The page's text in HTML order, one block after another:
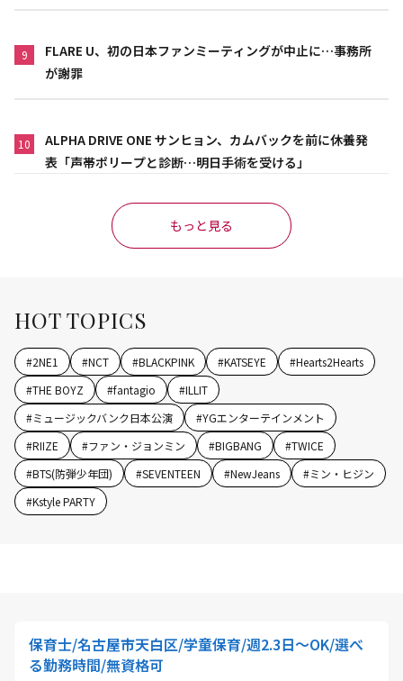
9
FLARE U、初の日本ファンミーティングが中止に…事務所
が謝罪
10
ALPHA DRIVE ONE サンヒョン、カムバックを前に休養発
表「声帯ポリープと診断…明日手術を受ける」
もっと見る
HOT TOPICS
#2NE1 #NCT #BLACKPINK #KATSEYE #Hearts2Hearts
#THE BOYZ #fantagio #ILLIT
#ミュージックバンク日本公演 #YGエンターテインメント
#RIIZE #ファン・ジョンミン #BIGBANG #TWICE
#BTS(防弾少年団) #SEVENTEEN #NewJeans #ミン・ヒジン
#Kstyle PARTY
保育士/名古屋市天白区/学童保育/週2.3日～OK/選べ
る勤務時間/無資格可